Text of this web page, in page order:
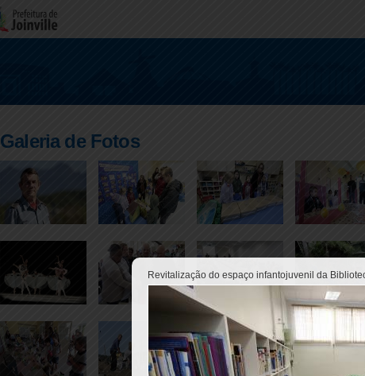
Galeria de Fotos
Revitalização do espaço infantojuvenil da